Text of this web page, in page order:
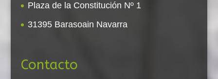
Plaza de la Constitución Nº 1
31395 Barasoain Navarra
Contacto